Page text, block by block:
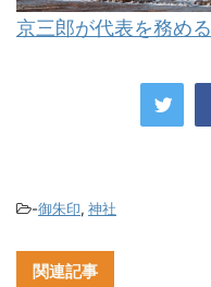
京三郎が代表を務め
-御朱印, 神社
関連記事